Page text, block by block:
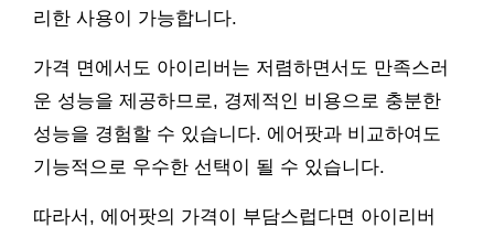
리한 사용이 가능합니다.
가격 면에서도 아이리버는 저렴하면서도 만족스러
운 성능을 제공하므로, 경제적인 비용으로 충분한
성능을 경험할 수 있습니다. 에어팟과 비교하여도
기능적으로 우수한 선택이 될 수 있습니다.
따라서, 에어팟의 가격이 부담스럽다면 아이리버